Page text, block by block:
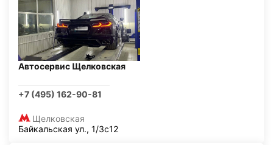
Автосервис Щелковская
+7 (495) 162-90-81
Щелковская
Байкальская ул., 1/3с12